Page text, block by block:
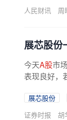
人民财讯
周
展芯股份
今天A股市
表现良好，
展芯股份
证券时报
胡